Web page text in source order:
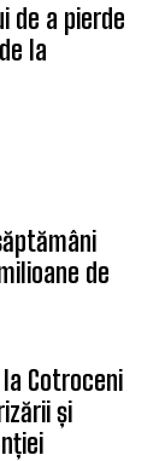
de a pierde
la
de
Cotroceni
și